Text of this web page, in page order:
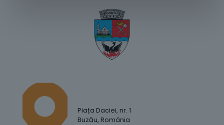
Piața Daciei, nr. 1
Buzău, România